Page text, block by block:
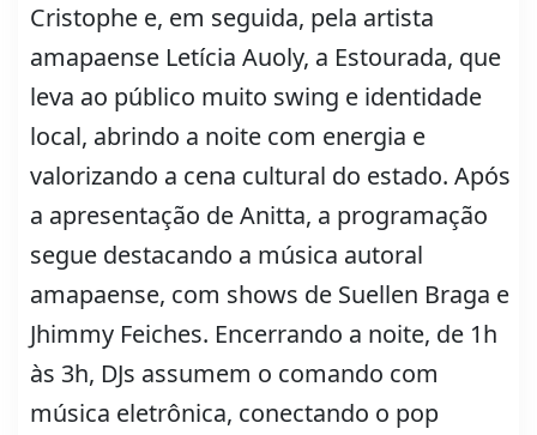
Cristophe e, em seguida, pela artista
amapaense Letícia Auoly, a Estourada, que
leva ao público muito swing e identidade
local, abrindo a noite com energia e
valorizando a cena cultural do estado. Após
a apresentação de Anitta, a programação
segue destacando a música autoral
amapaense, com shows de Suellen Braga e
Jhimmy Feiches. Encerrando a noite, de 1h
às 3h, DJs assumem o comando com
música eletrônica, conectando o pop